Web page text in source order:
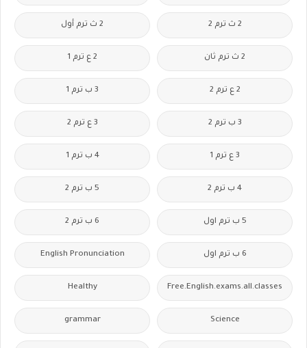
2 ث ترم 2 2 ث ترم أول
2 ث ترم ثان 2 ع ترم 1
2 ع ترم 2 3 ب ترم 1
3 ب ترم 2 3 ع ترم 2
3 ع ترم 1 4 ب ترم 1
4 ب ترم 2 5 ب ترم 2
5 ب ترم اول 6 ب ترم 2
6 ب ترم اول English Pronunciation
Free.English.exams.all.classes
Healthy
Science
grammar